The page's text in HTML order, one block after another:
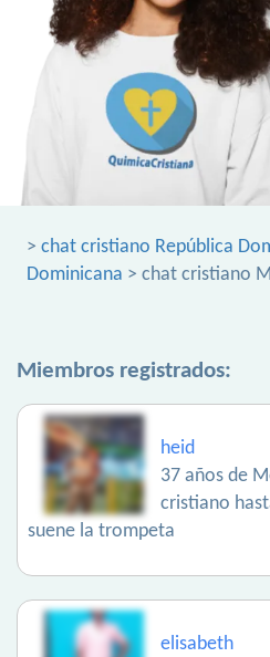
> chat cristiano República
Dominicana > chat cristiano
Miembros registrados:
heid
37 años de
cristiano
suene la trompeta
elisabeth